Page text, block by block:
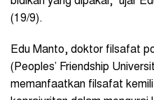
(19/9).
Edu Manto, doktor filsafat
(Peoples’ Friendship
memanfaatkan filsafat